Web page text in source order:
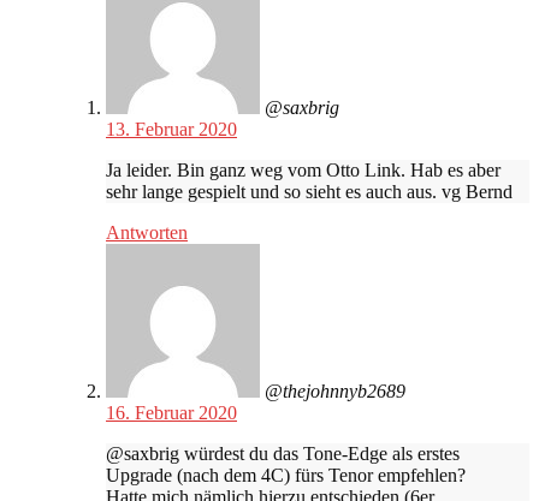
@saxbrig
13. Februar 2020
Ja leider. Bin ganz weg vom Otto Link. Hab es aber
sehr lange gespielt und so sieht es auch aus. vg Bernd
Antworten
@thejohnnyb2689
16. Februar 2020
@saxbrig würdest du das Tone-Edge als erstes
Upgrade (nach dem 4C) fürs Tenor empfehlen?
Hatte mich nämlich hierzu entschieden (6er